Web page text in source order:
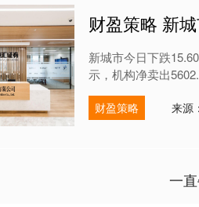
财盈策略 新
新城市今日下跌
示，机构净卖出
财盈策略 来源
一